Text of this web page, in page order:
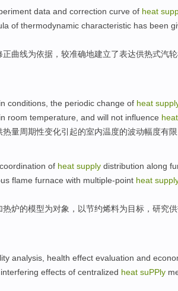
data and correction curve of heat
of thermodynamic characteristic has been
正曲线为依据， 较准确地建立了表达供热式汽
conditions , the periodic change of heat
in room temperature , and will not influence
热量周期性变化引起的室内温度的波动幅度有限
coordination of heat supply distribution along
flame furnace with multiple-point heat
热炉的模型为对象， 以节约烯料为目标， 研究
analysis health effect evaluation and
interfering effects of centralized heat suPPly